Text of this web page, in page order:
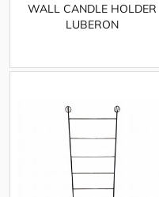
WALL CANDLE HOLDER
LUBERON